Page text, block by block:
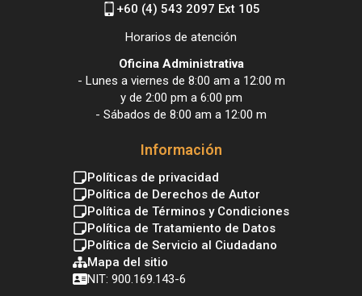
+60 (4) 543 2097 Ext 105
Horarios de atención
Oficina Administrativa
- Lunes a viernes de 8:00 am a 12:00 m
y de 2:00 pm a 6:00 pm
- Sábados de 8:00 am a 12:00 m
Información
Políticas de privacidad
Política de Derechos de Autor
Política de Términos y Condiciones
Política de Tratamiento de Datos
Política de Servicio al Ciudadano
Mapa del sitio
NIT: 900.169.143-6